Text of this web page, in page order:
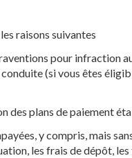
raisons suivantes
pour infraction
(si vous êtes
des plans de paiement
y compris, mais
les frais de dépôt,